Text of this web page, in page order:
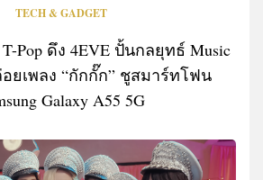
TECH & GADGET
Pop ดึง 4EVE ปั้นกลยุทธ์ Music
อยเพลง “กักกั๊ก” ชูสมาร์ทโฟน
Galaxy A55 5G